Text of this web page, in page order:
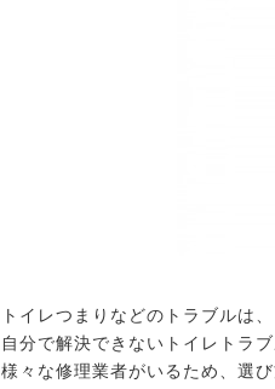
トイレつまりなどのトラブルは
自分で解決できないトイレトラ
様々な修理業者がいるため、選